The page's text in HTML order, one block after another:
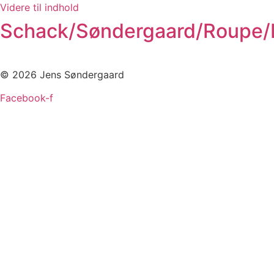
Videre til indhold
Schack/Søndergaard/
© 2026 Jens Søndergaard
Facebook-f